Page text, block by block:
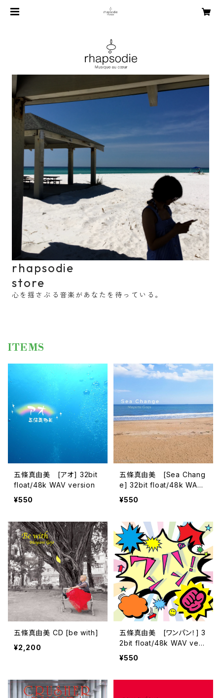
rhapsodie
store
心を揺さぶる音楽があなたを待っている。
ITEMS
五條真由美 [アオ] 32bit
float/48k WAV version
¥550
五條真由美 [Sea Chang
e] 32bit float/48k WAV
version
¥550
五條真由美 CD [be with]
¥2,200
五條真由美 [ワンパン！] 3
2bit float/48k WAV vers
ion
¥550